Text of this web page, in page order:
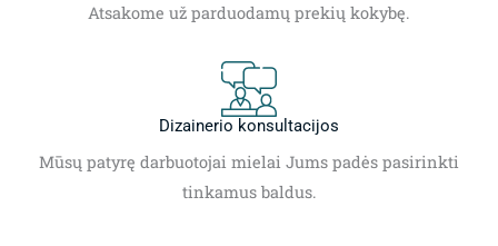
Atsakome už parduodamų prekių kokybę.
Dizainerio konsultacijos
Mūsų patyrę darbuotojai mielai Jums padės pasirinkti
tinkamus baldus.